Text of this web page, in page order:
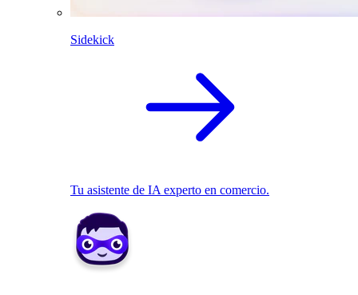
Sidekick
Tu asistente de IA experto en comercio.